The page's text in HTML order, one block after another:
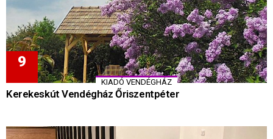
KIADÓ VENDÉGHÁZ
Kerekeskút Vendégház Őriszentpéter